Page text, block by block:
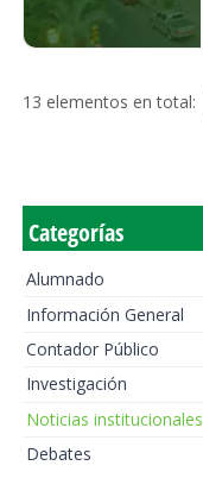
13 elementos en total:
Categorías
Alumnado
Información General
Contador Público
Investigación
Noticias institucionales
Debates